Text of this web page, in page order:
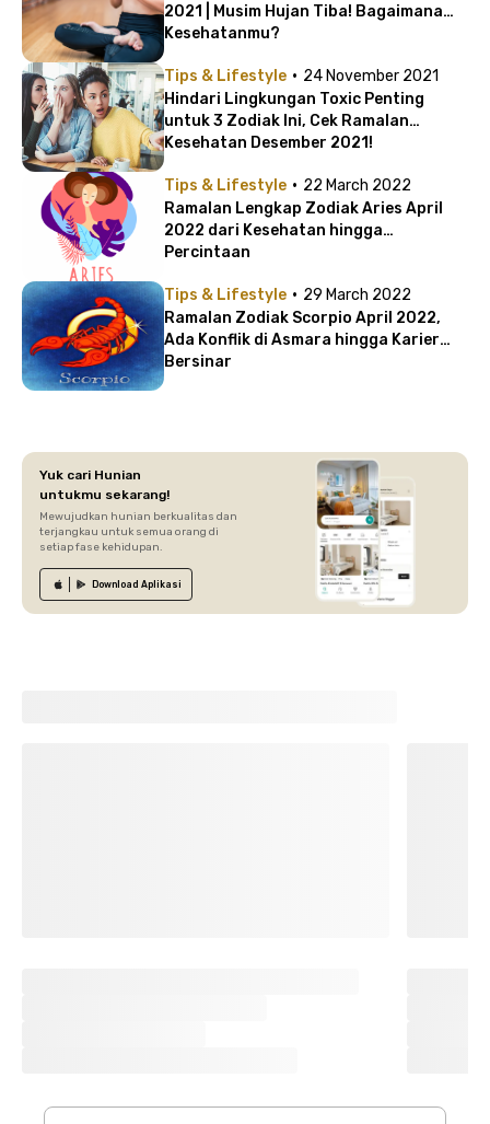
2021 | Musim Hujan Tiba! Bagaimana
Kesehatanmu?
Tips & Lifestyle · 24 November 2021
Hindari Lingkungan Toxic Penting
untuk 3 Zodiak Ini, Cek Ramalan
Kesehatan Desember 2021!
Tips & Lifestyle · 22 March 2022
Ramalan Lengkap Zodiak Aries April
2022 dari Kesehatan hingga
Percintaan
Tips & Lifestyle · 29 March 2022
Ramalan Zodiak Scorpio April 2022,
Ada Konflik di Asmara hingga Karier
Bersinar
Yuk cari Hunian
untukmu sekarang!
Mewujudkan hunian berkualitas dan
terjangkau untuk semua orang di
setiap fase kehidupan.
Download Aplikasi